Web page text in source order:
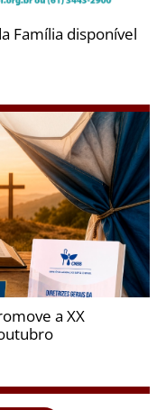
Família disponível
a XX